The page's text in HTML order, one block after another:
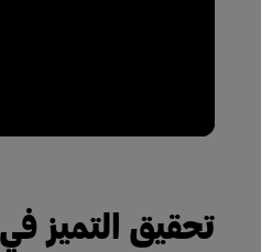
تحقيق التميز